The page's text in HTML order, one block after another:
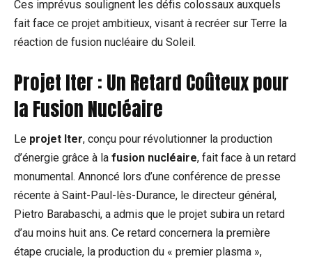
Ces imprévus soulignent les défis colossaux auxquels
fait face ce projet ambitieux, visant à recréer sur Terre la
réaction de fusion nucléaire du Soleil.
Projet Iter : Un Retard Coûteux pour
la Fusion Nucléaire
Le projet Iter, conçu pour révolutionner la production
d’énergie grâce à la fusion nucléaire, fait face à un retard
monumental. Annoncé lors d’une conférence de presse
récente à Saint-Paul-lès-Durance, le directeur général,
Pietro Barabaschi, a admis que le projet subira un retard
d’au moins huit ans. Ce retard concernera la première
étape cruciale, la production du « premier plasma »,